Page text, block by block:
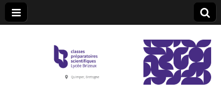
CPGE Brizeux